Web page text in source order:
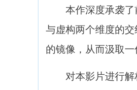
本作深度承袭了前
与虚构两个维度的
的镜像，从而汲取
对本影片进行解构